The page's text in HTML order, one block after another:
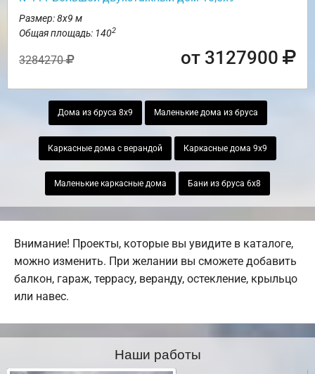
Размер: 8х9 м
Общая площадь: 1402
3284270 от 3127900
Дома из бруса 8х9 Маленькие дома из бруса
Каркасные дома с верандой Каркасные дома 9х9
Маленькие каркасные дома Бани из бруса 6х8
Внимание! Проекты, которые вы увидите в каталоге,
можно изменить. При желании вы сможете добавить
балкон, гараж, террасу, веранду, остекление, крыльцо
или навес.
Наши работы